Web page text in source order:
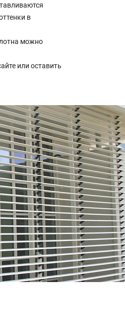
в
можно
или оставить